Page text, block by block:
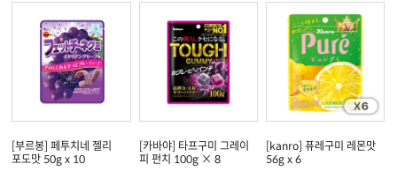
[부르봉] 페투치네 젤리
포도맛 50g x 10
[카바야] 타프구미 그레이
피 펀치 100g × 8
[kanro] 퓨레구미 레몬맛
56g x 6